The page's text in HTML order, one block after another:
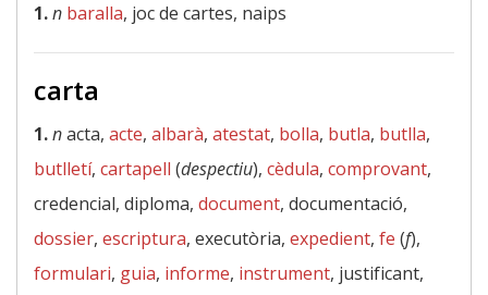
1.n baralla, joc de cartes, naips
carta
1.nacta, acte, albarà, atestat, bolla, butla, butlla,
butlletí, cartapell (despectiu), cèdula, comprovant,
credencial, diploma, document, documentació,
dossier, escriptura, executòria, expedient, fe (f),
formulari, guia, informe, instrument, justificant,